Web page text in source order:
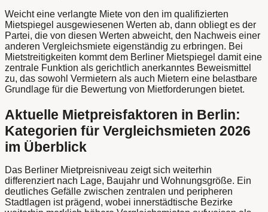
Weicht eine verlangte Miete von den im qualifizierten
Mietspiegel ausgewiesenen Werten ab, dann obliegt es der
Partei, die von diesen Werten abweicht, den Nachweis einer
anderen Vergleichsmiete eigenständig zu erbringen. Bei
Mietstreitigkeiten kommt dem Berliner Mietspiegel damit eine
zentrale Funktion als gerichtlich anerkanntes Beweismittel
zu, das sowohl Vermietern als auch Mietern eine belastbare
Grundlage für die Bewertung von Mietforderungen bietet.
Aktuelle Mietpreisfaktoren in Berlin:
Kategorien für Vergleichsmieten 2026
im Überblick
Das Berliner Mietpreisniveau zeigt sich weiterhin
differenziert nach Lage, Baujahr und Wohnungsgröße. Ein
deutliches Gefälle zwischen zentralen und peripheren
Stadtlagen ist prägend, wobei innerstädtische Bezirke